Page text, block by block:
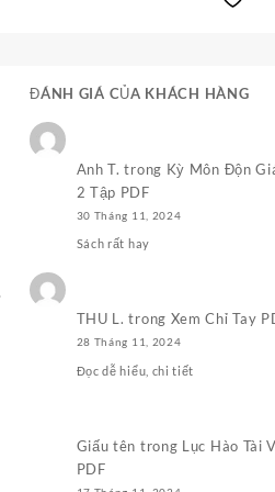
ĐÁNH GIÁ CỦA KHÁCH HÀNG
Anh T. trong Kỳ Môn Độn
2 Tập PDF
30 Tháng 11, 2024
Sách rất hay
THU L. trong Xem Chỉ Tay
28 Tháng 11, 2024
Đọc dễ hiểu, chi tiết
Giấu tên trong Lục Hào Tài
PDF